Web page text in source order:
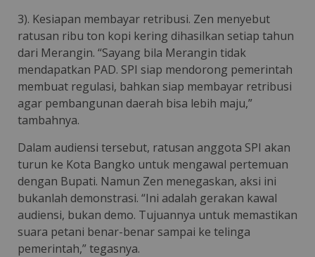
3). Kesiapan membayar retribusi. Zen menyebut
ratusan ribu ton kopi kering dihasilkan setiap tahun
dari Merangin. “Sayang bila Merangin tidak
mendapatkan PAD. SPI siap mendorong pemerintah
membuat regulasi, bahkan siap membayar retribusi
agar pembangunan daerah bisa lebih maju,”
tambahnya.
Dalam audiensi tersebut, ratusan anggota SPI akan
turun ke Kota Bangko untuk mengawal pertemuan
dengan Bupati. Namun Zen menegaskan, aksi ini
bukanlah demonstrasi. “Ini adalah gerakan kawal
audiensi, bukan demo. Tujuannya untuk memastikan
suara petani benar-benar sampai ke telinga
pemerintah,” tegasnya.